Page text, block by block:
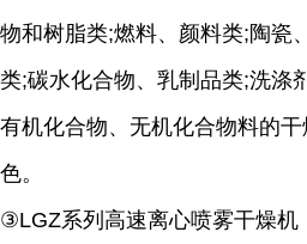
物和树脂类;燃料、颜料类;陶瓷
类;碳水化合物、乳制品类;洗涤
有机化合物、无机化合物料的
色。
③LGZ系列高速离心喷雾干燥机